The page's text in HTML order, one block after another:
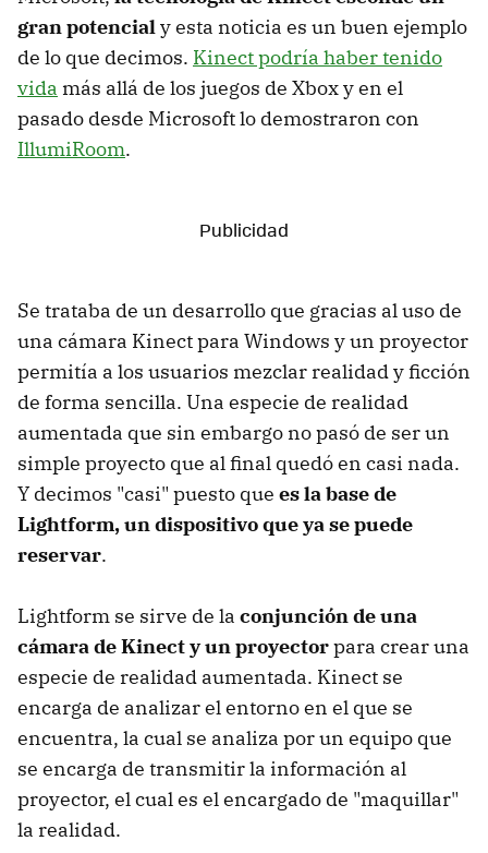
gran potencialy esta noticia es un buen ejemplo
de lo que decimos. Kinect podría haber tenido
vida más allá de los juegos de Xbox y en el
pasado desde Microsoft lo demostraron con
IllumiRoom.
Se trataba de un desarrollo que gracias al uso de
una cámara Kinect para Windows y un proyector
permitía a los usuarios mezclar realidad y ficción
de forma sencilla. Una especie de realidad
aumentada que sin embargo no pasó de ser un
simple proyecto que al final quedó en casi nada.
Y decimos "casi" puesto que es la base de
Lightform, un dispositivo que ya se puede
reservar.
Lightform se sirve de la conjunción de una
cámara de Kinect y un proyectorpara crear una
especie de realidad aumentada. Kinect se
encarga de analizar el entorno en el que se
encuentra, la cual se analiza por un equipo que
se encarga de transmitir la información al
proyector, el cual es el encargado de "maquillar"
la realidad.